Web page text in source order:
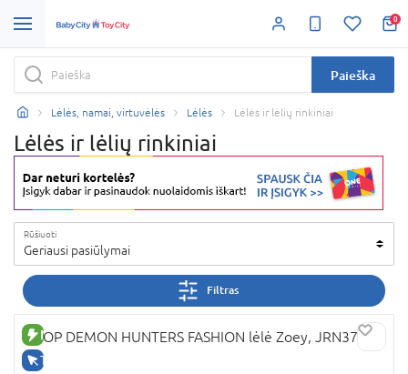
0
Paieška
Lėlės, namai, virtuvėlės Lėlės Lėlės ir lėlių rinkiniai
Lėlės ir lėlių rinkiniai
Rūšiuoti
Geriausi pasiūlymai
Filtras
NAUJA PREKĖ
TIK INTERNETU
KPOP DEMON HUNTERS FASHION lėlė Zoey, JRN37